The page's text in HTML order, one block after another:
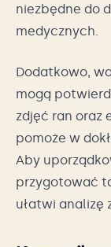
niezbędne do
medycznych.
Dodatkowo,
mogą
zdjęć ran oraz
pomoże w
Aby
przygotować
ułatwi analizę